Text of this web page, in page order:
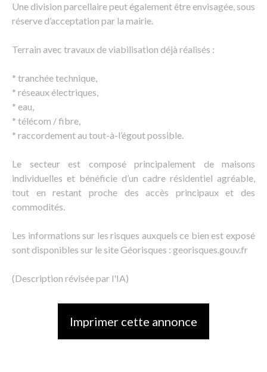
Une division parcellaire peut également être envisagée, sous
réserve d’acceptation par la mairie.
Terrain avec travaux de viabilisation déjà réalisés :
* tranchée technique,
* réseaux électriques,
* eau,
* télécom / fibre,
* raccordement au tout-à-l’égout possible.
Le secteur est composé principalement de maisons
individuelles et bénéficie d’un cadre résidentiel agréable,
tout en restant proche des accès principaux et des
commodités.
Les informations sur les risques auxquels ce bien est exposé
sont disponibles sur le site Géorisques : georisques.gouv.fr
(Description révisée par l'IA)
Imprimer cette annonce